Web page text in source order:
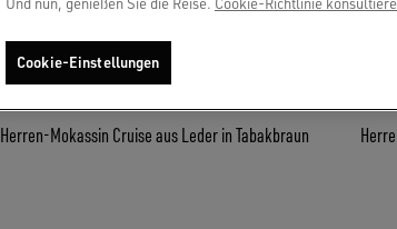
Herren-Mokassin Cruise aus Leder in Tabakbraun
Cookie-Einstellungen